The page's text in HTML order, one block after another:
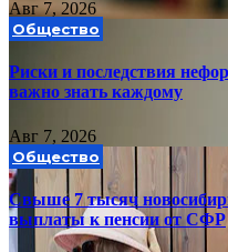
Авг 7, 2026
Общество
Риски и последствия
важно знать каждому
Авг 7, 2026
Общество
Свыше 7 тысяч
выплаты к пенсии от СФР